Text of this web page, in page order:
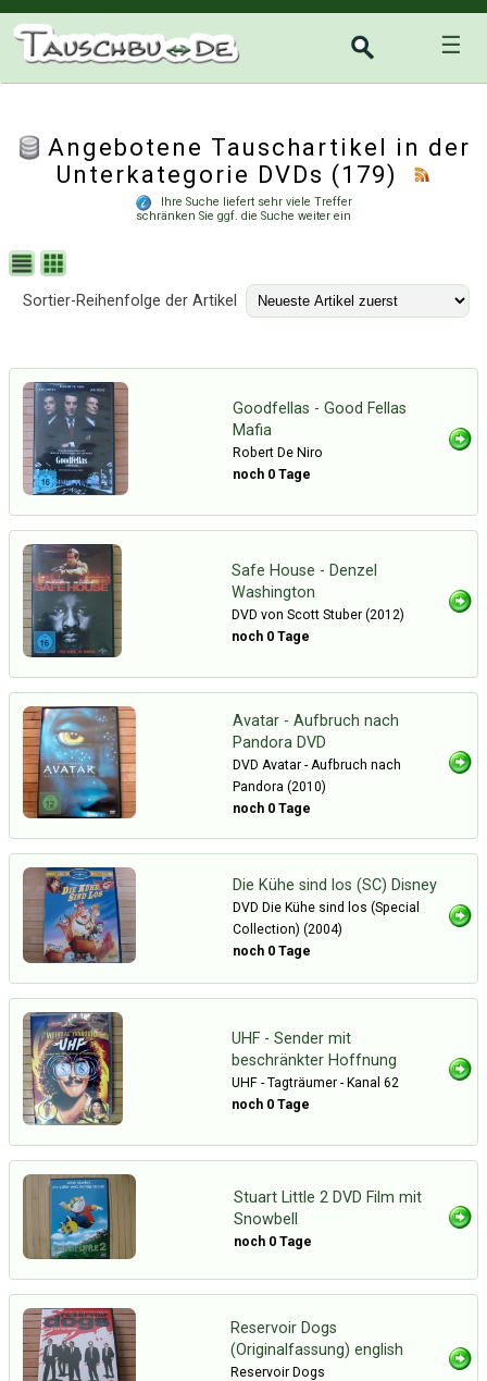
☰
Angebotene Tauschartikel in der
Unterkategorie DVDs (179)
Ihre Suche liefert sehr viele Treffer
schränken Sie ggf. die Suche weiter ein
Sortier-Reihenfolge der Artikel
Goodfellas - Good Fellas
Mafia
Robert De Niro
noch 0 Tage
Safe House - Denzel
Washington
DVD von Scott Stuber (2012)
noch 0 Tage
Avatar - Aufbruch nach
Pandora DVD
DVD Avatar - Aufbruch nach
Pandora (2010)
noch 0 Tage
Die Kühe sind los (SC) Disney
DVD Die Kühe sind los (Special
Collection) (2004)
noch 0 Tage
UHF - Sender mit
beschränkter Hoffnung
UHF - Tagträumer - Kanal 62
noch 0 Tage
Stuart Little 2 DVD Film mit
Snowbell
noch 0 Tage
Reservoir Dogs
(Originalfassung) english
Reservoir Dogs